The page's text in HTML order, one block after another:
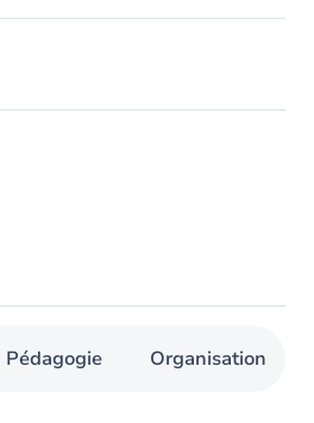
Pédagogie Organisation